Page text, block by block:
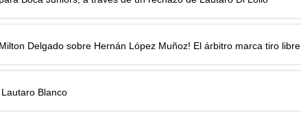
Delgado sobre Hernán López Muñoz! El árbitro marca tiro libre
Blanco